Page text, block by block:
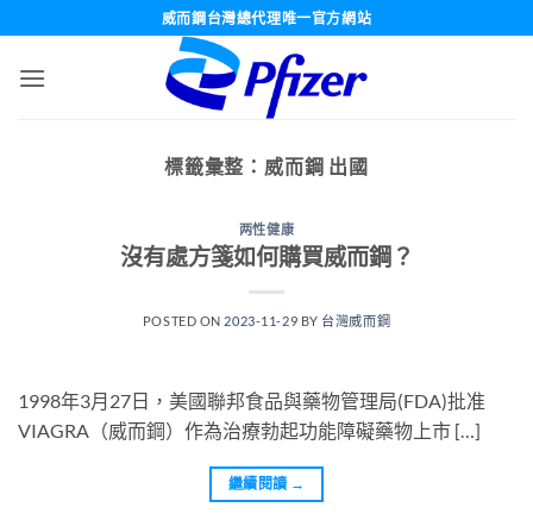
威而鋼台灣總代理唯一官方網站
標籤彙整： 威而鋼 出國
两性健康
沒有處方箋如何購買威而鋼？
POSTED ON 2023-11-29 BY 台灣威而鋼
1998年3月27日，美國聯邦食品與藥物管理局(FDA)批准
VIAGRA（威而鋼）作為治療勃起功能障礙藥物上市 […]
繼續閱讀 →